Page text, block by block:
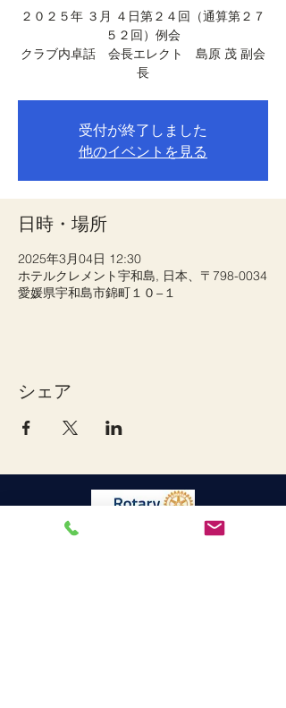
２０２５年 ３月 ４日第２４回（通算第２７
５２回）例会
クラブ内卓話 会長エレクト 島原 茂 副会
長
受付が終了しました
他のイベントを見る
日時・場所
2025年3月04日 12:30
ホテルクレメント宇和島, 日本、〒798-0034
愛媛県宇和島市錦町１０−１
シェア